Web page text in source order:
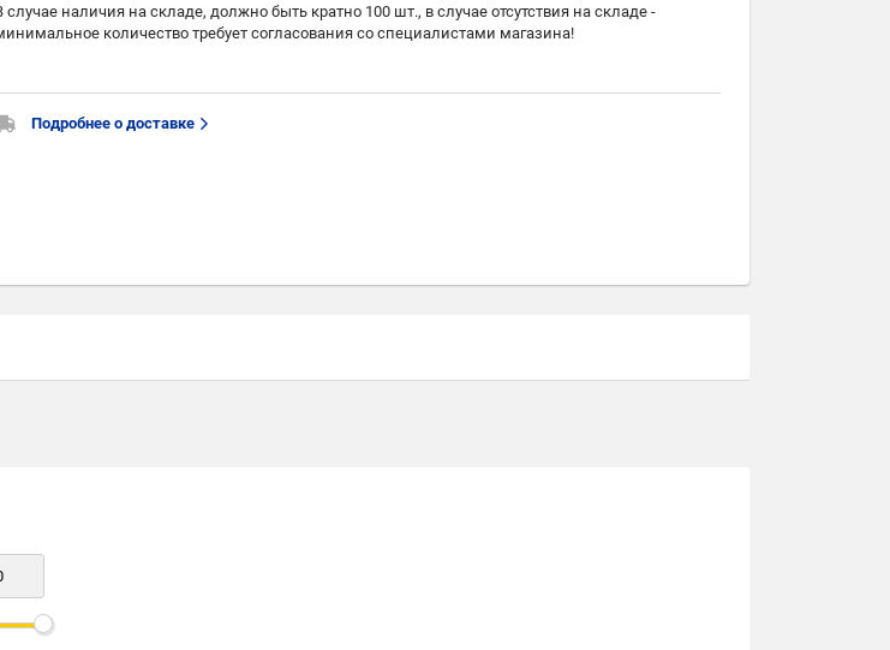
случае наличия на складе, должно быть кратно 100 шт., в случае отсутствия на складе -
количество требует согласования со специалистами магазина!
Подробнее о доставке